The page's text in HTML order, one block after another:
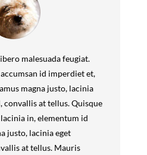
malesuada feugiat.
id imperdiet et,
magna justo, lacinia
convallis at tellus. Quisque
in, elementum id
justo, lacinia eget
at tellus. Mauris